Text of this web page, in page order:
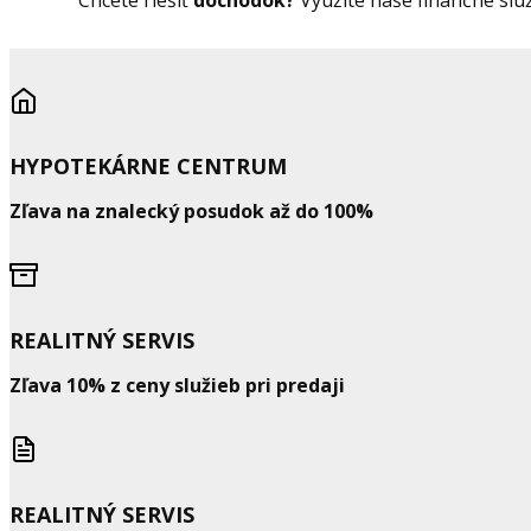
HYPOTEKÁRNE CENTRUM
Zľava na znalecký posudok až do 100%
REALITNÝ SERVIS
Zľava 10% z ceny služieb pri predaji
REALITNÝ SERVIS